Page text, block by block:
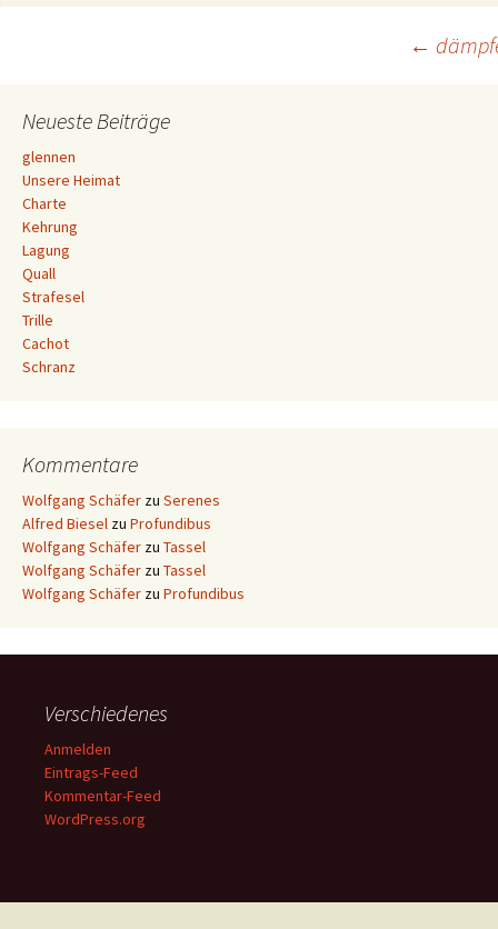
Navigation
←
Neueste Beiträge
glennen
Unsere Heimat
Charte
Kehrung
Lagung
Quall
Strafesel
Trille
Cachot
Schranz
Kommentare
Wolfgang Schäfer zu Serenes
Alfred Biesel zu Profundibus
Wolfgang Schäfer zu Tassel
Wolfgang Schäfer zu Tassel
Wolfgang Schäfer zu Profundibus
Verschiedenes
Anmelden
Eintrags-Feed
Kommentar-Feed
WordPress.org